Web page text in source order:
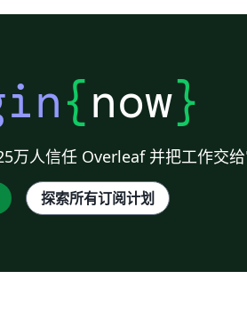
{now}
万人信任 Overleaf 并把工作交
探索所有订阅计划